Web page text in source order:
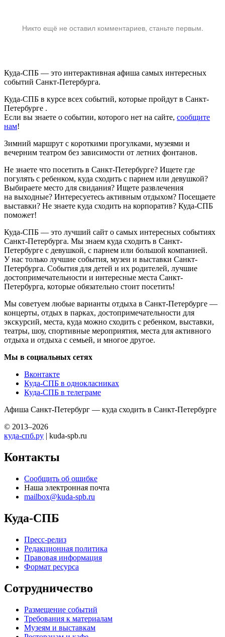
Никто ещё не оставил комментариев, станьте первым.
Куда-СПБ — это интерактивная афиша самых интересных
событий Санкт-Петербурга.
Куда-СПБ в курсе всех событий, которые пройдут в Санкт-
Петербурге .
Если вы знаете о событии, которого нет на сайте, сообщите
нам!
Зимний маршрут с короткими прогулками, музеями и
вечерним театром без зависимости от летних фонтанов.
Не знаете что посетить в Санкт-Петербурге? Ищете где
погулять с ребенком, куда сходить с парнем или девушкой?
Выбираете место для свидания? Ищете развлечения
на выходные? Интересуетесь активным отдыхом? Посещаете
выставки? Не знаете куда сходить на корпоратив? Куда-СПБ
поможет!
Куда-СПБ — это лучший сайт о самых интересных событиях
Санкт-Петербурга. Мы знаем куда сходить в Санкт-
Петербурге с девушкой, с парнем или большой компанией.
У нас только лучшие события, музеи и выставки Санкт-
Петербурга. События для детей и их родителей, лучшие
достопримечательности и интересные места Санкт-
Петербурга, которые обязательно стоит посетить!
Мы советуем любые варианты отдыха в Санкт-Петербурге —
концерты, отдых в парках, достопримечательности для
экскурсий, места, куда можно сходить с ребенком, выставки,
театры, шоу, спортивные мероприятия, места для активного
отдыха и отдыха с семьей, и многое другое.
Мы в социальных сетях
Вконтакте
Куда-СПБ в однокласниках
Куда-СПБ в телеграме
Афиша Санкт-Петербург — куда сходить в Санкт-Петербурге
© 2013–2026
куда-спб.ру | kuda-spb.ru
Контакты
Сообщить об ошибке
Наша электронная почта
mailbox@kuda-spb.ru
Куда-СПБ
Пресс-релиз
Редакционная политика
Правовая информация
Формат ресурса
Сотрудничество
Размещение событий
Требования к материалам
Музеям и выставкам